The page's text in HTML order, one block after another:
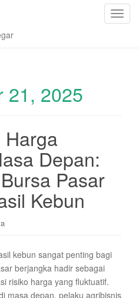
T
21, 2025
Depan:
Pasar
Kebun
kebun sangat penting bagi
berjangka hadir sebagai
risiko harga yang fluktuatif.
masa depan, pelaku agribisnis